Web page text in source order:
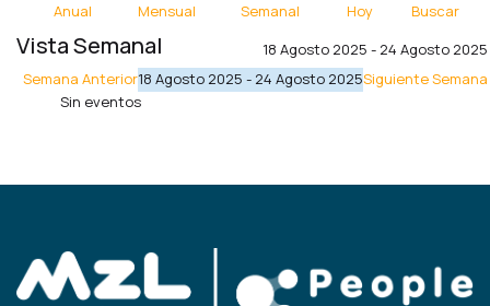
Anual Mensual Semanal Hoy Buscar
Vista Semanal
18 Agosto 2025 - 24 Agosto 2025
Semana Anterior18 Agosto 2025 - 24 Agosto 2025Siguiente Semana
Sin eventos